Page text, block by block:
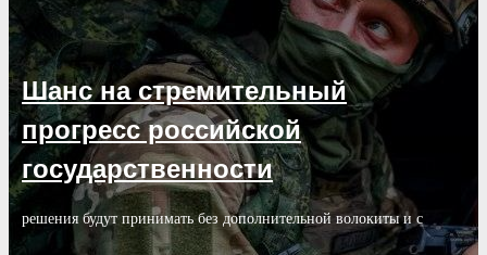
Шанс на стремительный
прогресс российской
государственности
решения будут принимать без дополнительной волокиты и с
полной ответственностью за их правомерность